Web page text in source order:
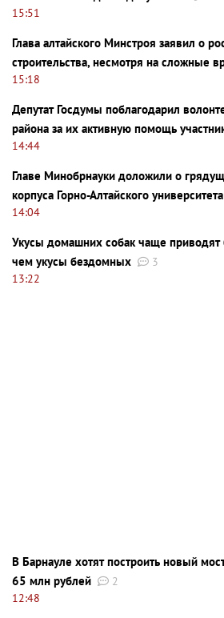
15:51
Глава алтайского Минстроя заявил о
строительства, несмотря на сложные
15:18
Депутат Госдумы поблагодарил
района за их активную помощь
14:44
Главе Минобрнауки доложили о
корпуса Горно-Алтайского университета
14:04
Укусы домашних собак чаще приводят
чем укусы бездомных
3
13:22
В Барнауле хотят построить новый
65 млн рублей
2
12:48